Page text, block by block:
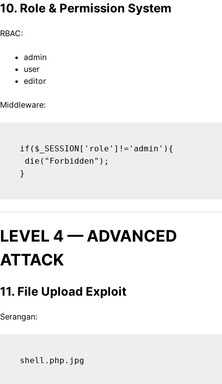
10. Role & Permission System
RBAC:
admin
user
editor
Middleware:
if($_SESSION['role']!='admin'){
die("Forbidden");
LEVEL 4 — ADVANCED
ATTACK
11. File Upload Exploit
Serangan: